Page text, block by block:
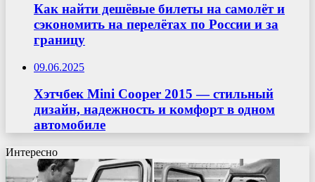
Как найти дешёвые билеты на самолёт и
сэкономить на перелётах по России и за
границу
09.06.2025
Хэтчбек Mini Cooper 2015 — стильный
дизайн, надежность и комфорт в одном
автомобиле
Интересно